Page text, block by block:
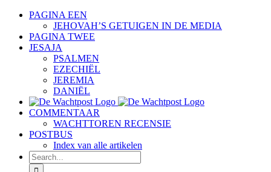
Skip
content
PAGINA EEN
JEHOVAH’S GETUIGEN IN DE MEDIA
PAGINA TWEE
JESAJA
PSALMEN
EZECHIËL
JEREMIA
DANIËL
COMMENTAAR
WACHTTOREN RECENSIE
POSTBUS
Index van alle artikelen
Search
for: